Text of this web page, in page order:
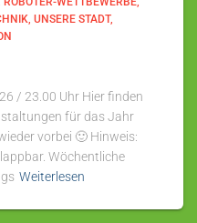
UNSERE STADT
/ 23.00 Uhr Hier finden
für das Jahr
vorbei 🙂 Hinweis:
Wöchentliche
Weiterlesen